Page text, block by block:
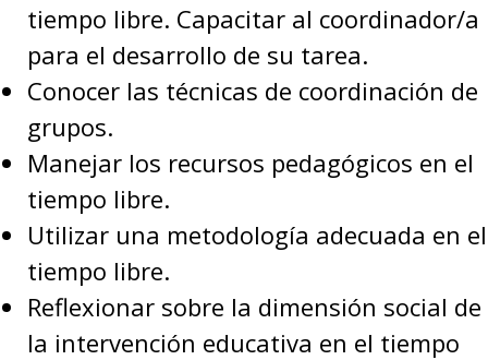
tiempo libre. Capacitar al coordinador/a
para el desarrollo de su tarea.
Conocer las técnicas de coordinación de
grupos.
Manejar los recursos pedagógicos en el
tiempo libre.
Utilizar una metodología adecuada en el
tiempo libre.
Reflexionar sobre la dimensión social de
la intervención educativa en el tiempo